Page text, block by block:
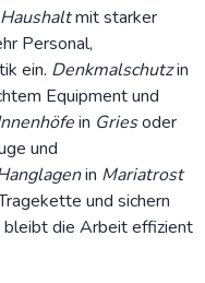
mit starker
Personal,
ein. Denkmalschutzin
Equipment und
in Griesoder
und
in Mariatrost
und sichern
bleibt die Arbeit effizient